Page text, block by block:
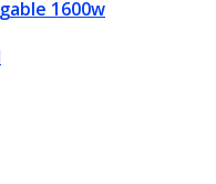
1600w